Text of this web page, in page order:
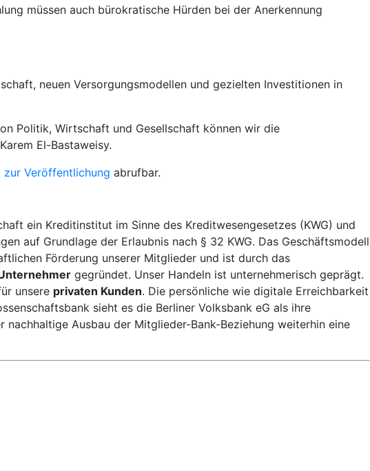
müssen auch bürokratische Hürden bei der Anerkennung
neuen Versorgungsmodellen und gezielten Investitionen in
Politik, Wirtschaft und Gesellschaft können wir die
El-Bastaweisy.
zur Veröffentlichung abrufbar.
ein Kreditinstitut im Sinne des Kreditwesengesetzes (KWG) und
auf Grundlage der Erlaubnis nach § 32 KWG. Das Geschäftsmodell
Förderung unserer Mitglieder und ist durch das
gegründet. Unser Handeln ist unternehmerisch geprägt.
unsere privaten Kunden. Die persönliche wie digitale Erreichbarkeit
sieht es die Berliner Volksbank eG als ihre
nachhaltige Ausbau der Mitglieder-Bank-Beziehung weiterhin eine